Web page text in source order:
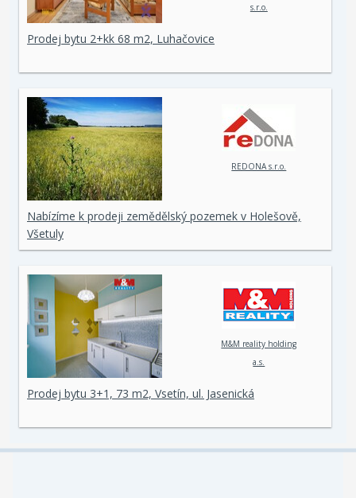
s.r.o.
Prodej bytu 2+kk 68 m2, Luhačovice
REDONA s.r.o.
Nabízíme k prodeji zemědělský pozemek v Holešově,
Všetuly
M&M reality holding
a.s.
Prodej bytu 3+1, 73 m2, Vsetín, ul. Jasenická